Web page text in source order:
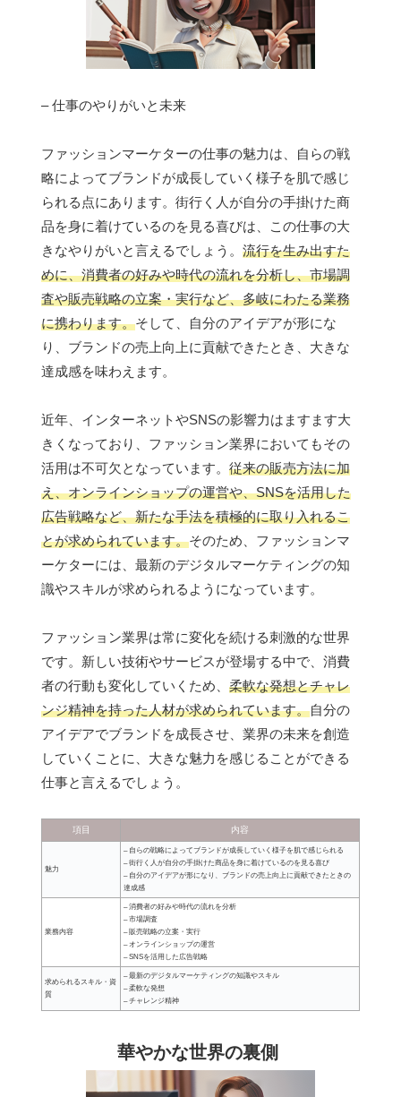
– 仕事のやりがいと未来
ファッションマーケターの仕事の魅力は、自らの戦
略によってブランドが成長していく様子を肌で感じ
られる点にあります。街行く人が自分の手掛けた商
品を身に着けているのを見る喜びは、この仕事の大
きなやりがいと言えるでしょう。 流行を生み出すた
めに、消費者の好みや時代の流れを分析し、市場調
査や販売戦略の立案・実行など、多岐にわたる業務
に携わります。そして、自分のアイデアが形にな
り、ブランドの売上向上に貢献できたとき、大きな
達成感を味わえます。
近年、インターネットやSNSの影響力はますます大
きくなっており、ファッション業界においてもその
活用は不可欠となっています。 従来の販売方法に加
え、オンラインショップの運営や、SNSを活用した
広告戦略など、新たな手法を積極的に取り入れるこ
とが求められています。そのため、ファッションマ
ーケターには、最新のデジタルマーケティングの知
識やスキルが求められるようになっています。
ファッション業界は常に変化を続ける刺激的な世界
です。新しい技術やサービスが登場する中で、消費
者の行動も変化していくため、 柔軟な発想とチャレ
ンジ精神を持った人材が求められています。自分の
アイデアでブランドを成長させ、業界の未来を創造
していくことに、大きな魅力を感じることができる
仕事と言えるでしょう。
項目 内容
魅力
– 自らの戦略によってブランドが成長していく様子を肌で感じられる
– 街行く人が自分の手掛けた商品を身に着けているのを見る喜び
– 自分のアイデアが形になり、ブランドの売上向上に貢献できたときの
達成感
業務内容
– 消費者の好みや時代の流れを分析
– 市場調査
– 販売戦略の立案・実行
– オンラインショップの運営
– SNSを活用した広告戦略
求められるスキル・資
質
– 最新のデジタルマーケティングの知識やスキル
– 柔軟な発想
– チャレンジ精神
華やかな世界の裏側